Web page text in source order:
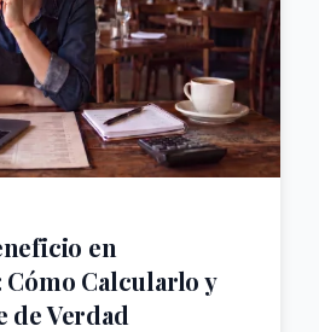
en
Cómo Calcularlo y
de Verdad